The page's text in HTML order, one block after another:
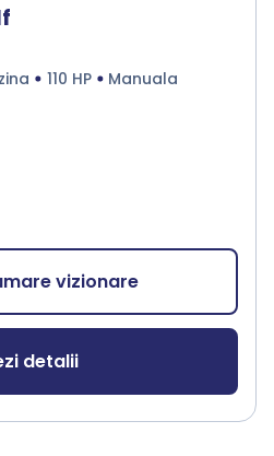
110 HP Manuala
vizionare
detalii